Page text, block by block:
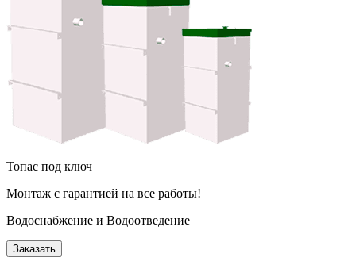
Топас под ключ
Монтаж с гарантией на все работы!
Водоснабжение и Водоотведение
Заказать